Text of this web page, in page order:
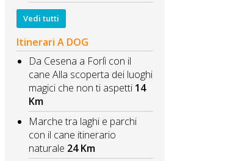
Vedi tutti
Itinerari A DOG
Da Cesena a Forlì con il
cane Alla scoperta dei luoghi
magici che non ti aspetti 14
Km
Marche tra laghi e parchi
con il cane itinerario
naturale 24 Km